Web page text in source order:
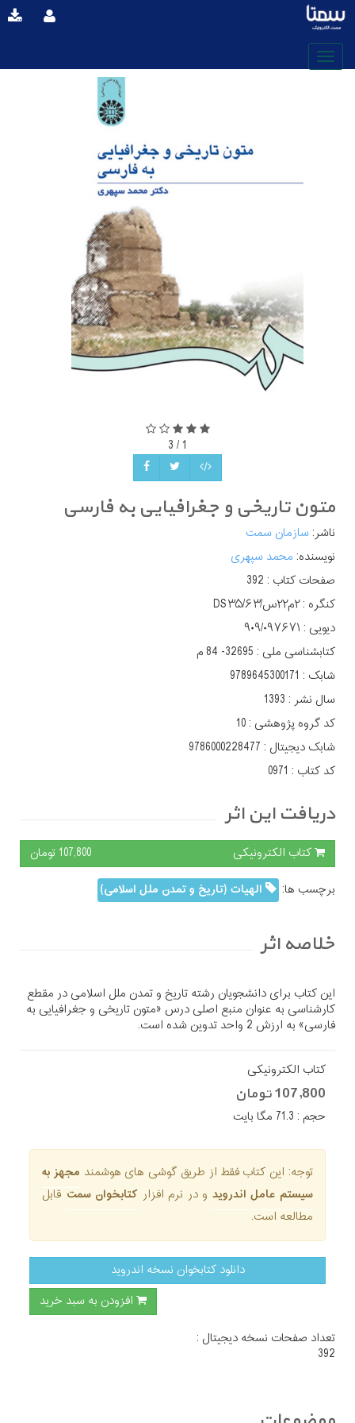
1
/
3
متون تاریخی و جغرافیایی به فارسی
ناشر:سازمان سمت
نویسنده: محمد سپهری
صفحات کتاب : 392
کنگره :
دیویی :
کتابشناسی ملی : 32695- 84 م
شابک : 9789645300171
سال نشر : 1393
کد گروه پژوهشی :10
شابک دیجیتال : 9786000228477
کد کتاب : 0971
دریافت این اثر
کتاب الکترونیکی
107,800 تومان
برچسب ها:
الهیات (تاریخ و تمدن ملل اسلامی)
خلاصه اثر
این کتاب برای دانشجویان رشته تاریخ و تمدن ملل اسلامی در مقطع
کارشناسی به عنوان منبع اصلی درس «متون تاریخی و جغرافیایی به
فارسی» به ارزش 2 واحد تدوین شده است.
کتاب الکترونیکی
107,800 تومان
حجم : 71.3 مگا بایت
توجه: این کتاب فقط از طریق گوشی های هوشمند مجهز به
سیستم عامل اندروید و در نرم افزار کتابخوان سمتقابل
مطالعه است.
دانلود کتابخوان نسخه اندروید
افزودن به سبد خرید
تعداد صفحات نسخه دیجیتال :
392